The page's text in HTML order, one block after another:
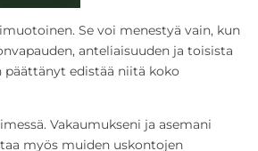
Se voi menestyä vain, kun
anteliaisuuden ja toisista
edistää niitä koko
Vakaumukseni ja asemani
myös muiden uskontojen